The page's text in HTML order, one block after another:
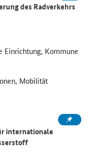
des Radverkehrs
Einrichtung, Kommune
Mobilität
internationale